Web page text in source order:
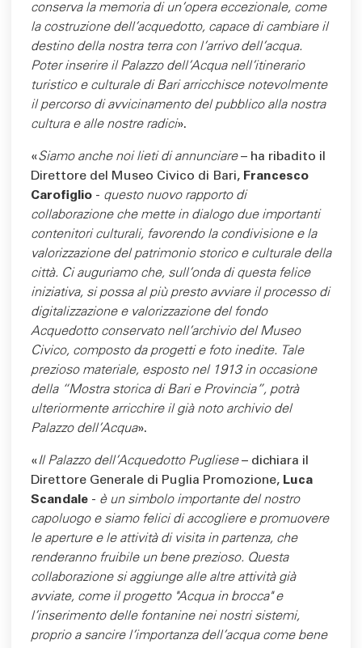
conserva la memoria di un’opera eccezionale, come
la costruzione dell’acquedotto, capace di cambiare il
destino della nostra terra con l’arrivo dell’acqua.
Poter inserire il Palazzo dell’Acqua nell’itinerario
turistico e culturale di Bari arricchisce notevolmente
il percorso di avvicinamento del pubblico alla nostra
cultura e alle nostre radici».
«Siamo anche noi lieti di annunciare– ha ribadito il
Direttore del Museo Civico di Bari, Francesco
Carofiglio - questo nuovo rapporto di
collaborazione che mette in dialogo due importanti
contenitori culturali, favorendo la condivisione e la
valorizzazione del patrimonio storico e culturale della
città. Ci auguriamo che, sull’onda di questa felice
iniziativa, si possa al più presto avviare il processo di
digitalizzazione e valorizzazione del fondo
Acquedotto conservato nell’archivio del Museo
Civico, composto da progetti e foto inedite. Tale
prezioso materiale, esposto nel 1913 in occasione
della “Mostra storica di Bari e Provincia”, potrà
ulteriormente arricchire il già noto archivio del
Palazzo dell’Acqua».
«Il Palazzo dell'Acquedotto Pugliese– dichiara il
Direttore Generale di Puglia Promozione, Luca
Scandale - è un simbolo importante del nostro
capoluogo e siamo felici di accogliere e promuovere
le aperture e le attività di visita in partenza, che
renderanno fruibile un bene prezioso. Questa
collaborazione si aggiunge alle altre attività già
avviate, come il progetto "Acqua in brocca" e
l'inserimento delle fontanine nei nostri sistemi,
proprio a sancire l'importanza dell'acqua come bene